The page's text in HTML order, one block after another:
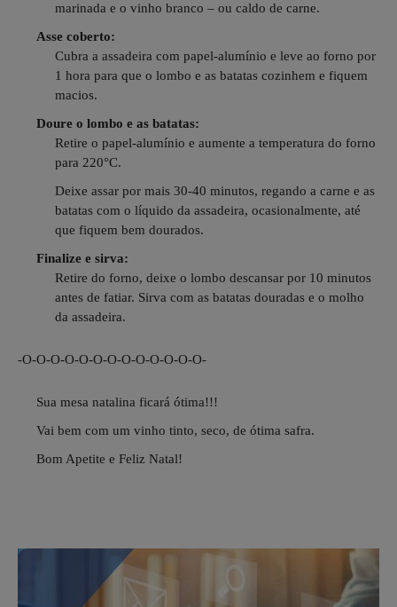
marinada e o vinho branco – ou caldo de carne.
Asse coberto:
Cubra a assadeira com papel-alumínio e leve ao forno por
1 hora para que o lombo e as batatas cozinhem e fiquem
macios.
Doure o lombo e as batatas:
Retire o papel-alumínio e aumente a temperatura do forno
para 220°C.
Deixe assar por mais 30-40 minutos, regando a carne e as
batatas com o líquido da assadeira, ocasionalmente, até
que fiquem bem dourados.
Finalize e sirva:
Retire do forno, deixe o lombo descansar por 10 minutos
antes de fatiar. Sirva com as batatas douradas e o molho
da assadeira.
-O-O-O-O-O-O-O-O-O-O-O-O-O-
Sua mesa natalina ficará ótima!!!
Vai bem com um vinho tinto, seco, de ótima safra.
Bom Apetite e Feliz Natal!